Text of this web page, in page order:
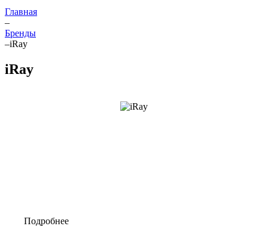
Главная
–
Бренды
–iRay
iRay
Подробнее